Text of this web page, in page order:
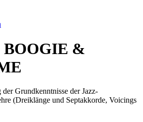
BOOGIE &
Grundkenntnisse der Jazz-
(Dreiklänge und Septakkorde, Voicings